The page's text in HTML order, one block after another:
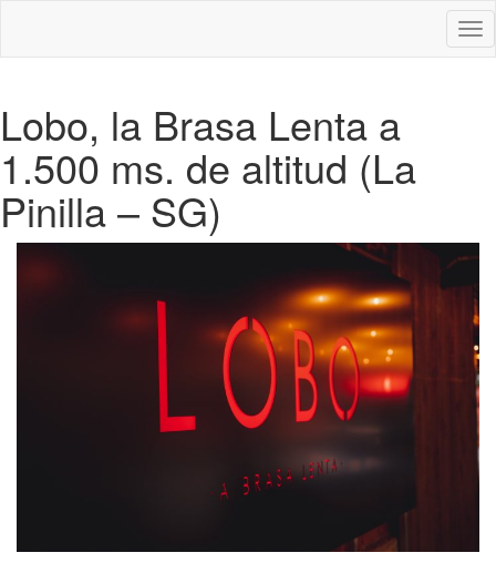
Lobo, la Brasa Lenta a
1.500 ms. de altitud (La
Pinilla – SG)